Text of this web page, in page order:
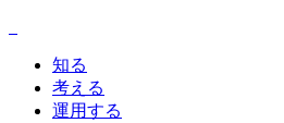
知る
考える
運用する